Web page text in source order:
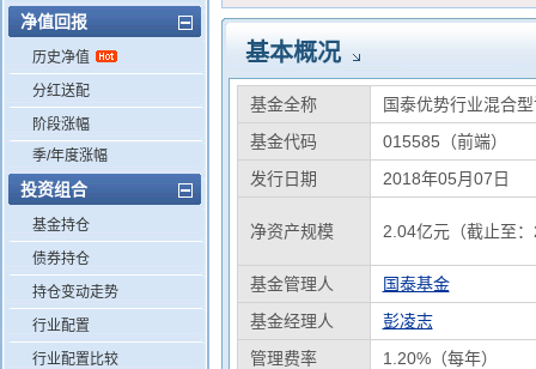
净值回报
历史净值
分红送配
阶段涨幅
季/年度涨幅
投资组合
基金持仓
债券持仓
持仓变动走势
行业配置
行业配置比较
基本概况
基金全称
国泰优势行业混合
基金代码
015585（前端）
发行日期
2018年05月07日
净资产规模 2.04亿元（截止至
基金管理人
国泰基金
基金经理人
彭凌志
管理费率
1.20%（每年）